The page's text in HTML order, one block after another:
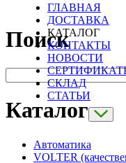
ГЛАВНАЯ
ДОСТАВКА
КАТАЛОГ
КОНТАКТЫ
НОВОСТИ
СКЛАД
СТАТЬИ
Поиск
Каталог
Автоматика
VOLTER